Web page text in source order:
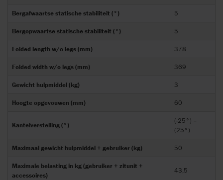
Bergafwaartse statische stabiliteit (°) 5
Bergopwaartse statische stabiliteit (°) 5
Folded length w/o legs (mm) 378
Folded width w/o legs (mm) 369
Gewicht hulpmiddel (kg) 3
Hoogte opgevouwen (mm) 60
Kantelverstelling (°)
(-25°) –
(25°)
Maximaal gewicht hulpmiddel + gebruiker (kg) 50
Maximale belasting in kg (gebruiker + zitunit +
accessoires)
43,5